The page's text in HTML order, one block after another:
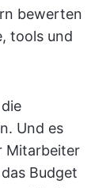
bewerten
tools und
Und es
Mitarbeiter
Budget